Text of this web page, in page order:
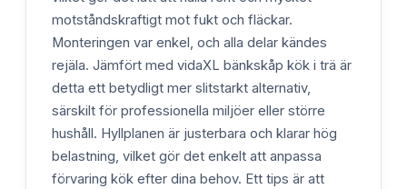
motståndskraftigt mot fukt och fläckar.
Monteringen var enkel, och alla delar kändes
rejäla. Jämfört med vidaXL bänkskåp kök i trä är
detta ett betydligt mer slitstarkt alternativ,
särskilt för professionella miljöer eller större
hushåll. Hyllplanen är justerbara och klarar hög
belastning, vilket gör det enkelt att anpassa
förvaring kök efter dina behov. Ett tips är att